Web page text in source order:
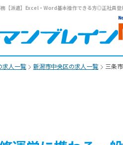
【派遣】Excel・Word基本操作できる方◎正社員登
求人一覧 新潟市中央区の求人一覧 三条